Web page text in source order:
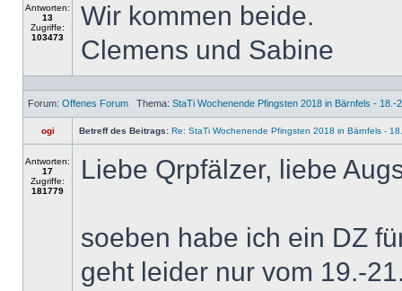
Antworten:
13
Zugriffe:
103473
Wir kommen beide.
Clemens und Sabine
Forum: Offenes Forum Thema: StaTi Wochenende Pfingsten 2018 in Bärnfels - 18.-
ogi Betreff des Beitrags: Re: StaTi Wochenende Pfingsten 2018 in Bärnfels -
Antworten:
17
Zugriffe:
181779
Liebe Qrpfälzer, liebe
soeben habe ich ein DZ
geht leider nur vom 19.-